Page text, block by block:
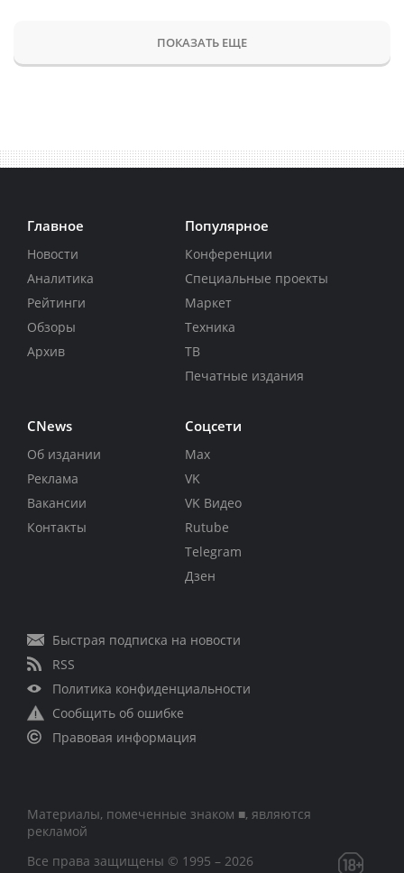
ПОКАЗАТЬ ЕЩЕ
Главное
Новости
Аналитика
Рейтинги
Обзоры
Архив
Популярное
Конференции
Специальные проекты
Маркет
Техника
ТВ
Печатные издания
CNews
Об издании
Реклама
Вакансии
Контакты
Соцсети
Max
VK
VK Видео
Rutube
Telegram
Дзен
Быстрая подписка на новости
RSS
Политика конфиденциальности
Сообщить об ошибке
Правовая информация
Материалы, помеченные знаком ■, являются
рекламой
Все права защищены © 1995 – 2026